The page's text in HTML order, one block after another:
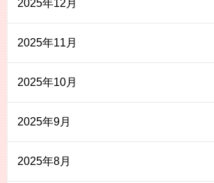
2025年12月
2025年11月
2025年10月
2025年9月
2025年8月